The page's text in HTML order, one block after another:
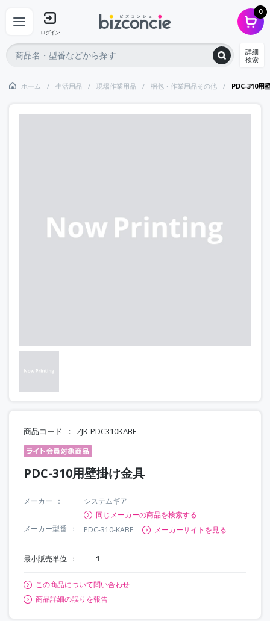
ログイン
0
詳細
検索
ホーム 生活用品 現場作業用品 梱包・作業用品その他 PDC-310用
商品コード ZJK-PDC310KABE
PDC-310用壁掛け金具
メーカー
システムギア
同じメーカーの商品を検索する
メーカー型番
PDC-310-KABE メーカーサイトを見る
最小販売単位 1
この商品について問い合わせ
商品詳細の誤りを報告